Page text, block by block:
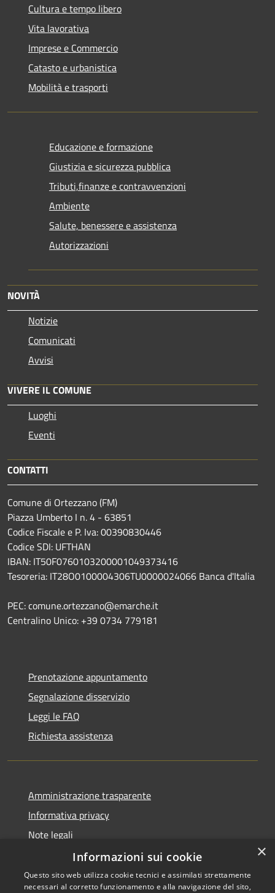
Cultura e tempo libero
Vita lavorativa
Imprese e Commercio
Catasto e urbanistica
Mobilità e trasporti
Educazione e formazione
Giustizia e sicurezza pubblica
Tributi,finanze e contravvenzioni
Ambiente
Salute, benessere e assistenza
Autorizzazioni
NOVITÀ
Notizie
Comunicati
Avvisi
VIVERE IL COMUNE
Luoghi
Eventi
CONTATTI
Comune di Ortezzano (FM)
Piazza Umberto I n. 4 - 63851
Codice Fiscale e P. Iva: 00390830446
Codice SDI: UFTHAN
IBAN: IT50F0760103200001049373416
Tesoreria: IT28O0100004306TU0000024066 Banca d'Italia
PEC: comune.ortezzano@emarche.it
Centralino Unico: +39 0734 779181
Prenotazione appuntamento
Segnalazione disservizio
Leggi le FAQ
Richiesta assistenza
Amministrazione trasparente
Informativa privacy
Note legali
Dichiarazione di accessibilità
×
Informazioni sui cookie
Questo sito web utilizza cookie tecnici e assimilati strettamente
necessari al corretto funzionamento e alla navigazione del sito,